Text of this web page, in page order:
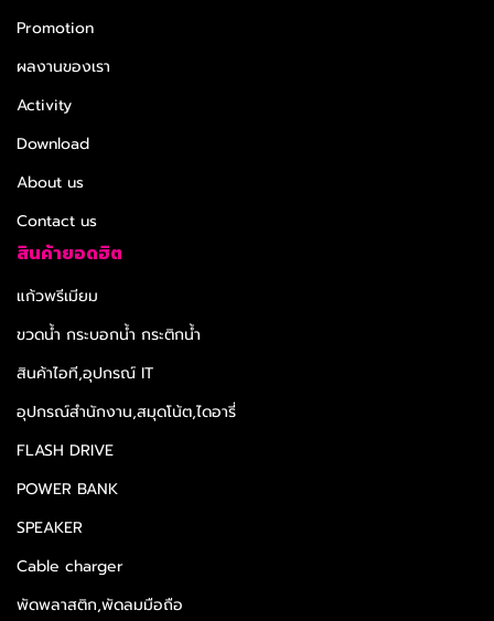
Promotion
ผลงานของเรา
Activity
Download
About us
Contact us
สินค้ายอดฮิต
แก้วพรีเมียม
ขวดน้ำ กระบอกน้ำ กระติกน้ำ
สินค้าไอที,อุปกรณ์ IT
อุปกรณ์สำนักงาน,สมุดโน้ต,ไดอารี่
FLASH DRIVE
POWER BANK
SPEAKER
Cable charger
พัดพลาสติก,พัดลมมือถือ